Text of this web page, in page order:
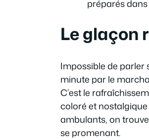
préparés
Le glaçon
Impossible de parler
minute par le
C’est le
coloré et
ambulants, on
se promenant.